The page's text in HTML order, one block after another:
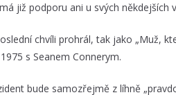
již podporu ani u svých někdejších
chvíli prohrál, tak jako „Muž,
s Seanem Connerym.
bude samozřejmě z líhně